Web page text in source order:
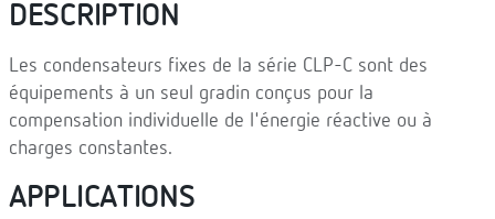
DESCRIPTION
Les condensateurs fixes de la série CLP-C sont des
équipements à un seul gradin conçus pour la
compensation individuelle de l'énergie réactive ou à
charges constantes.
APPLICATIONS